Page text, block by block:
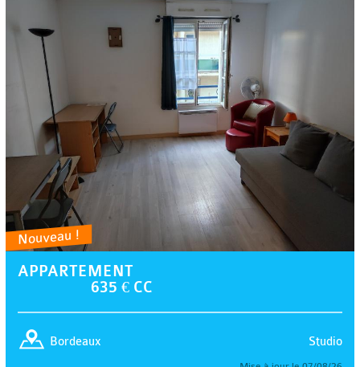
Nouveau !
APPARTEMENT
635 € CC
Studio
Bordeaux